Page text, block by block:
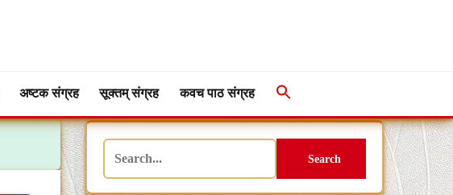
अष्टक संग्रह सूक्तम् संग्रह कवच पाठ संग्रह
Search